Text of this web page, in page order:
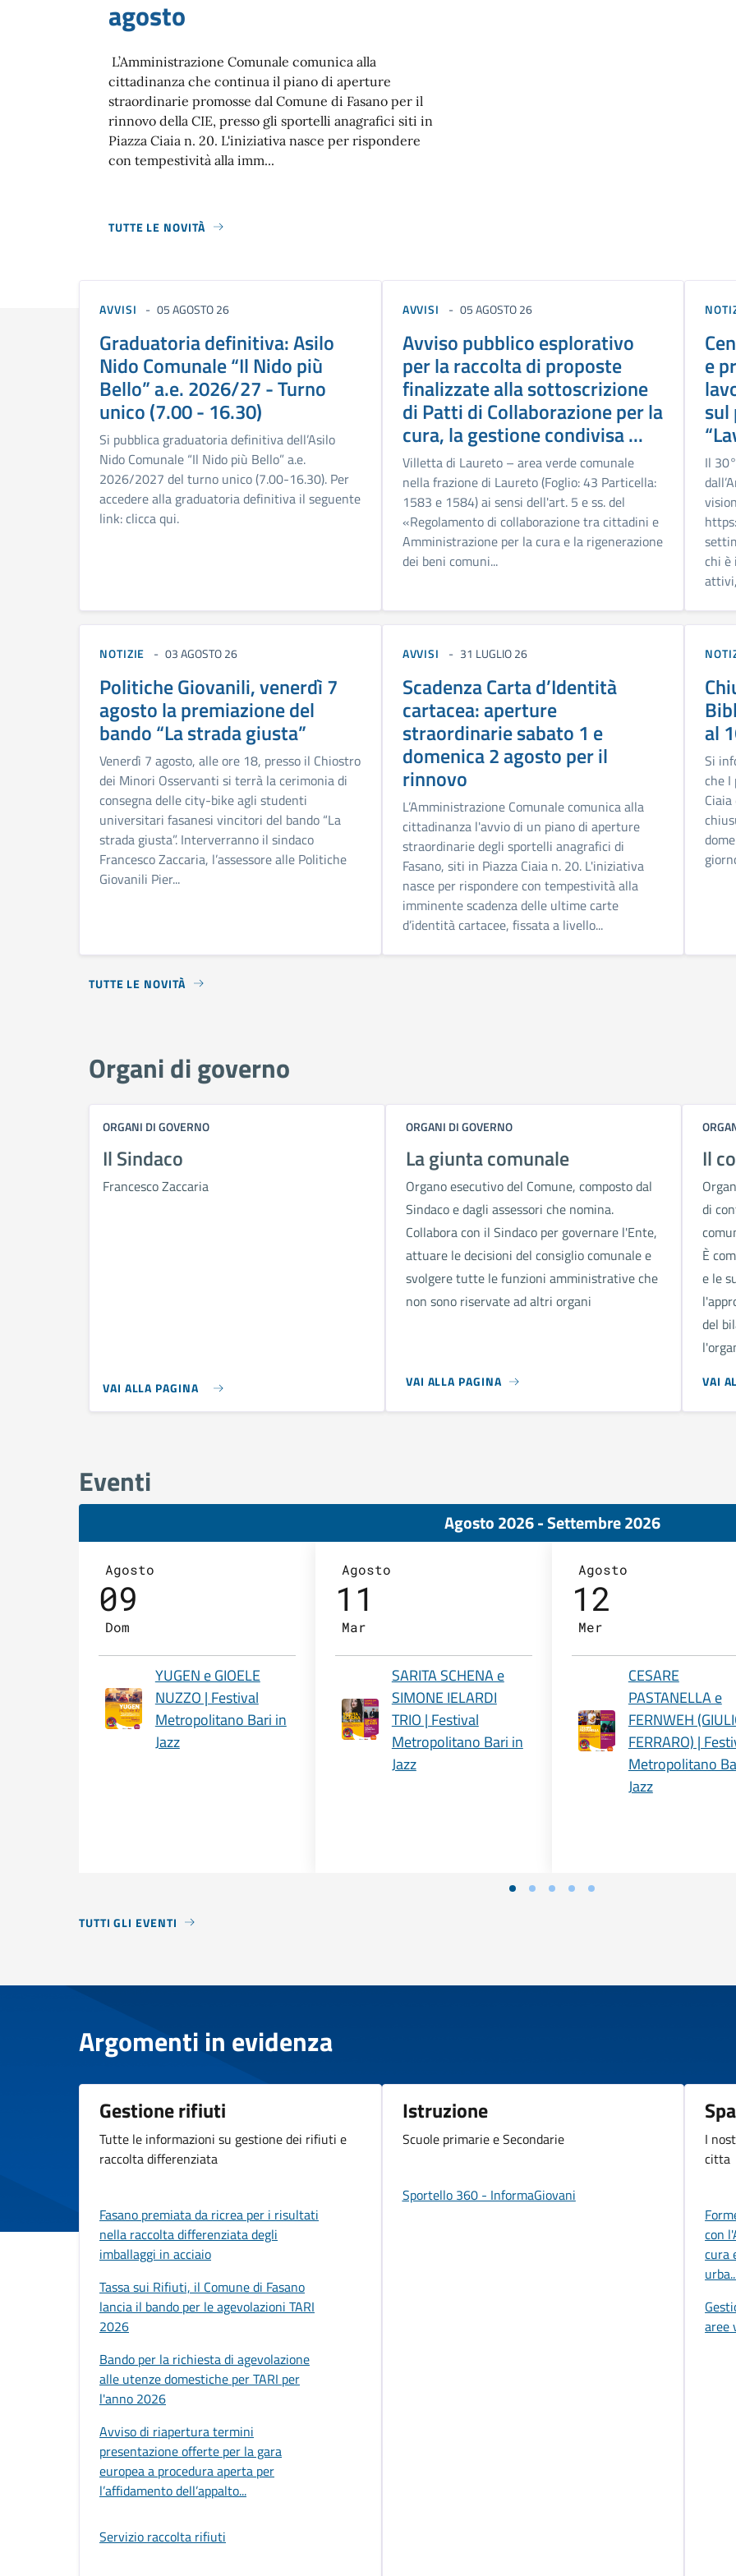
agosto
L’Amministrazione Comunale comunica alla
cittadinanza che continua il piano di aperture
straordinarie promosse dal Comune di Fasano per il
rinnovo della CIE, presso gli sportelli anagrafici siti in
Piazza Ciaia n. 20. L'iniziativa nasce per rispondere
con tempestività alla imm...
TUTTE LE NOVITÀ
AVVISI 05 AGOSTO 26
Graduatoria definitiva: Asilo
Nido Comunale “Il Nido più
Bello” a.e. 2026/27 - Turno
unico (7.00 - 16.30)
Si pubblica graduatoria definitiva dell’Asilo
Nido Comunale “Il Nido più Bello” a.e.
2026/2027 del turno unico (7.00-16.30). Per
accedere alla graduatoria definitiva il seguente
link: clicca qui.
AVVISI 05 AGOSTO 26
Avviso pubblico esplorativo
per la raccolta di proposte
finalizzate alla sottoscrizione
di Patti di Collaborazione per la
cura, la gestione condivisa ...
Villetta di Laureto – area verde comunale
nella frazione di Laureto (Foglio: 43 Particella:
1583 e 1584) ai sensi dell'art. 5 e ss. del
«Regolamento di collaborazione tra cittadini e
Amministrazione per la cura e la rigenerazione
dei beni comuni...
e
sul
Il
chi è
NOTIZIE 03 AGOSTO 26
Politiche Giovanili, venerdì 7
agosto la premiazione del
bando “La strada giusta”
Venerdì 7 agosto, alle ore 18, presso il Chiostro
dei Minori Osservanti si terrà la cerimonia di
consegna delle city-bike agli studenti
universitari fasanesi vincitori del bando “La
strada giusta”. Interverranno il sindaco
Francesco Zaccaria, l’assessore alle Politiche
Giovanili Pier...
AVVISI 31 LUGLIO 26
Scadenza Carta d’Identità
cartacea: aperture
straordinarie sabato 1 e
domenica 2 agosto per il
rinnovo
L’Amministrazione Comunale comunica alla
cittadinanza l'avvio di un piano di aperture
straordinarie degli sportelli anagrafici di
Fasano, siti in Piazza Ciaia n. 20. L'iniziativa
nasce per rispondere con tempestività alla
imminente scadenza delle ultime carte
d’identità cartacee, fissata a livello...
al
Si
che
TUTTE LE NOVITÀ
Organi di governo
ORGANI DI GOVERNO
Il Sindaco
Francesco Zaccaria
VAI ALLA PAGINA
ORGANI DI GOVERNO
La giunta comunale
Organo esecutivo del Comune, composto dal
Sindaco e dagli assessori che nomina.
Collabora con il Sindaco per governare l'Ente,
attuare le decisioni del consiglio comunale e
svolgere tutte le funzioni amministrative che
non sono riservate ad altri organi
VAI ALLA PAGINA
Il
di
È
e le
del
VAI
Eventi
Agosto 2026 - Settembre 2026
Agosto
09
Dom
YUGEN e GIOELE
NUZZO | Festival
Metropolitano Bari in
Jazz
Agosto
11
Mar
SARITA SCHENA e
SIMONE IELARDI
TRIO | Festival
Metropolitano Bari in
Jazz
Agosto
12
Mer
CESARE
PASTANELLA e
FERNWEH
FERRARO) |
Metropolitano
Jazz
TUTTI GLI EVENTI
Argomenti in evidenza
Gestione rifiuti
Tutte le informazioni su gestione dei rifiuti e
raccolta differenziata
Fasano premiata da ricrea per i risultati
nella raccolta differenziata degli
imballaggi in acciaio
Tassa sui Rifiuti, il Comune di Fasano
lancia il bando per le agevolazioni TARI
2026
Bando per la richiesta di agevolazione
alle utenze domestiche per TARI per
l'anno 2026
Avviso di riapertura termini
presentazione offerte per la gara
europea a procedura aperta per
l’affidamento dell’appalto...
Servizio raccolta rifiuti
Istruzione
Scuole primarie e Secondarie
Sportello 360 - InformaGiovani
I
citta
con
cura
aree